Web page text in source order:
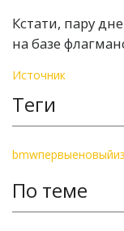
Кстати, пару
на базе
Источник
Теги
bmwпервыеновый
По теме